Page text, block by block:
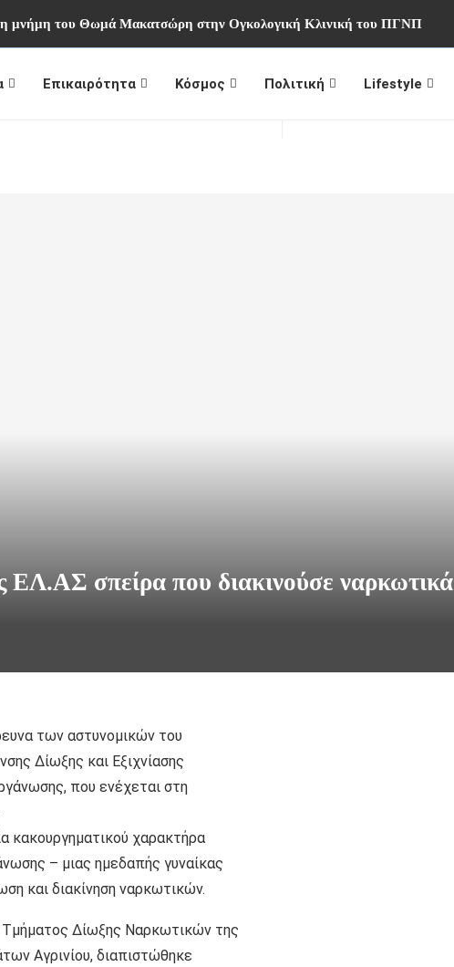
μνήμη του Θωμά Μακατσώρη στην Ογκολογική Κλινική του ΠΓΝΠ
Επικαιρότητα Κόσμος Πολιτική Lifestyle
ΕΛ.ΑΣ σπείρα που διακινούσε ναρκωτικά
των αστυνομικών του
Δίωξης και Εξιχνίασης
που ενέχεται στη
κακουργηματικού χαρακτήρα
– μιας ημεδαπής γυναίκας
και διακίνηση ναρκωτικών.
Δίωξης Ναρκωτικών της
Αγρινίου, διαπιστώθηκε